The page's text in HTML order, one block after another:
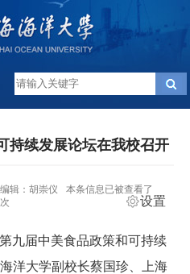
持续发展论坛在我校召开
辑：胡崇仪
本条信息已被查看了
次 设置
九届中美食品政策和可持续
洋大学副校长蔡国珍、上海